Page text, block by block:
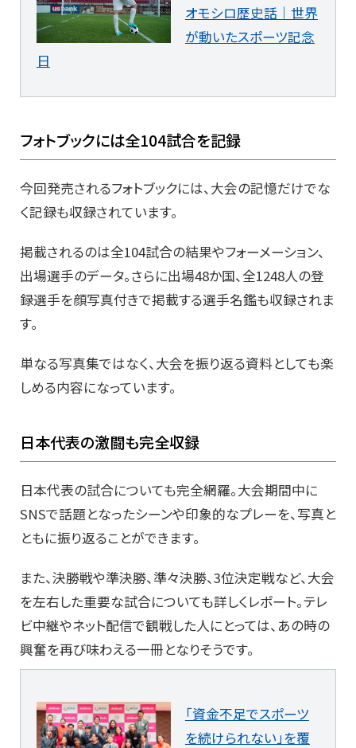
オモシロ歴史話｜世界
が動いたスポーツ記念
日
フォトブックには全104試合を記録
今回発売されるフォトブックには、大会の記憶だけでな
く記録も収録されています。
掲載されるのは全104試合の結果やフォーメーション、
出場選手のデータ。さらに出場48か国、全1248人の登
録選手を顔写真付きで掲載する選手名鑑も収録されま
す。
単なる写真集ではなく、大会を振り返る資料としても楽
しめる内容になっています。
日本代表の激闘も完全収録
日本代表の試合についても完全網羅。大会期間中に
SNSで話題となったシーンや印象的なプレーを、写真と
ともに振り返ることができます。
また、決勝戦や準決勝、準々決勝、3位決定戦など、大会
を左右した重要な試合についても詳しくレポート。テレ
ビ中継やネット配信で観戦した人にとっては、あの時の
興奮を再び味わえる一冊となりそうです。
「資金不足でスポーツ
を続けられない」を覆